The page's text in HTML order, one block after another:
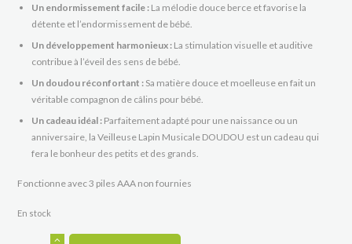
Un endormissement facile : La mélodie douce berce et favorise la
détente et l’endormissement de bébé.
Un développement harmonieux : La stimulation visuelle et auditive
contribue à l’éveil des sens de bébé.
Un doudou réconfortant : Sa matière douce et moelleuse en fait un
véritable compagnon de câlins pour bébé.
Un cadeau idéal : Parfaitement adapté pour une naissance ou un
anniversaire, la Veilleuse Lapin Musicale DOUDOU est un cadeau qui
fera le bonheur des petits et des grands.
Fonctionne avec 3 piles AAA non fournies
En stock